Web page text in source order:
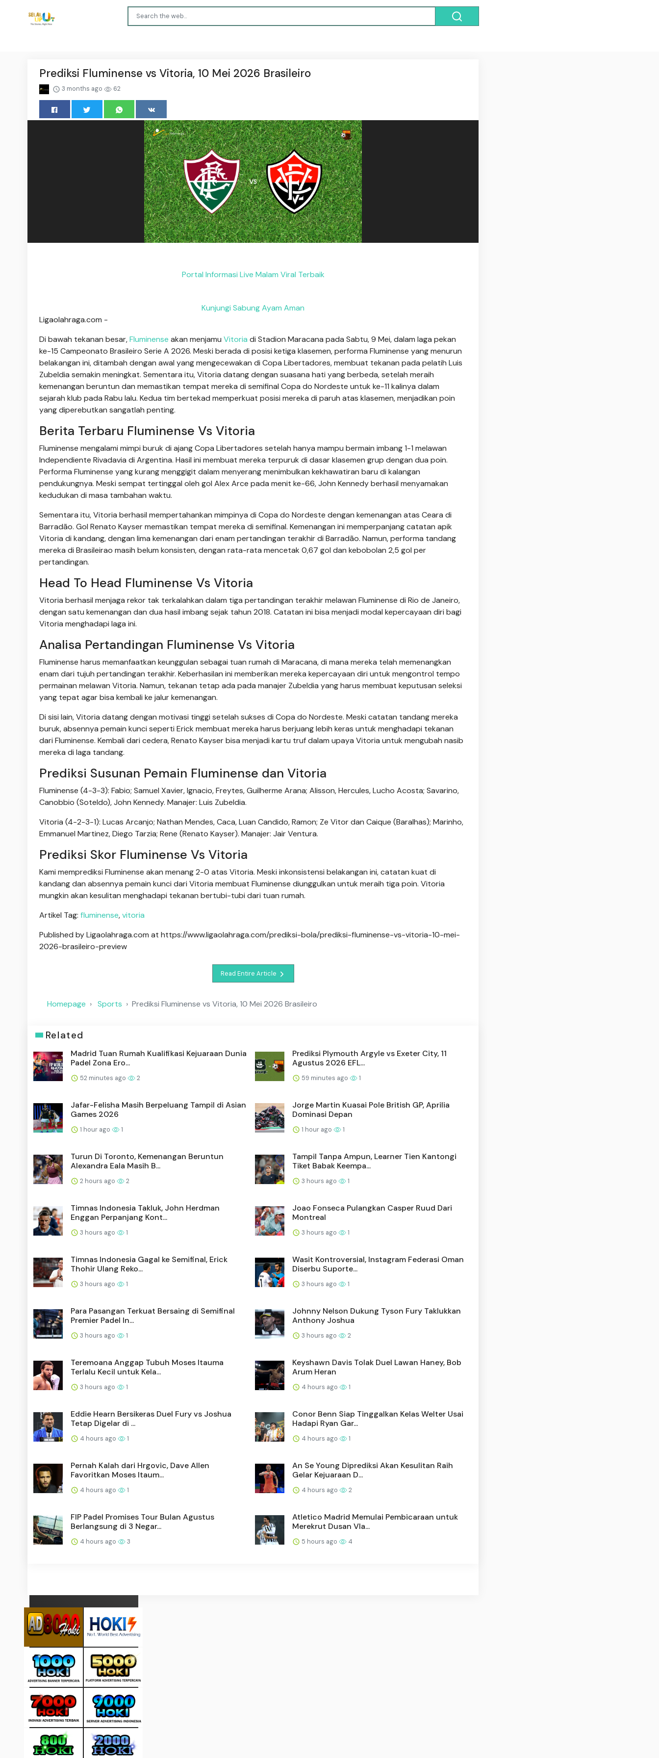
Prediksi Fluminense vs Vitoria, 10 Mei 2026 Brasileiro
3 months ago 62
Portal Informasi Live Malam Viral Terbaik
Kunjungi Sabung Ayam Aman
Ligaolahraga.com -
Di bawah tekanan besar,Fluminense akan menjamu Vitoria di Stadion Maracana pada Sabtu, 9 Mei, dalam laga pekan
ke-15 Campeonato Brasileiro Serie A 2026. Meski berada di posisi ketiga klasemen, performa Fluminense yang menurun
belakangan ini, ditambah dengan awal yang mengecewakan di Copa Libertadores, membuat tekanan pada pelatih Luis
Zubeldia semakin meningkat. Sementara itu, Vitoria datang dengan suasana hati yang berbeda, setelah meraih
kemenangan beruntun dan memastikan tempat mereka di semifinal Copa do Nordeste untuk ke-11 kalinya dalam
sejarah klub pada Rabu lalu. Kedua tim bertekad memperkuat posisi mereka di paruh atas klasemen, menjadikan poin
yang diperebutkan sangatlah penting.
Berita Terbaru Fluminense Vs Vitoria
Fluminense mengalami mimpi buruk di ajang Copa Libertadores setelah hanya mampu bermain imbang 1-1 melawan
Independiente Rivadavia di Argentina. Hasil ini membuat mereka terpuruk di dasar klasemen grup dengan dua poin.
Performa Fluminense yang kurang menggigit dalam menyerang menimbulkan kekhawatiran baru di kalangan
pendukungnya. Meski sempat tertinggal oleh gol Alex Arce pada menit ke-66, John Kennedy berhasil menyamakan
kedudukan di masa tambahan waktu.
Sementara itu, Vitoria berhasil mempertahankan mimpinya di Copa do Nordeste dengan kemenangan atas Ceara di
Barradão. Gol Renato Kayser memastikan tempat mereka di semifinal. Kemenangan ini memperpanjang catatan apik
Vitoria di kandang, dengan lima kemenangan dari enam pertandingan terakhir di Barradão. Namun, performa tandang
mereka di Brasileirao masih belum konsisten, dengan rata-rata mencetak 0,67 gol dan kebobolan 2,5 gol per
pertandingan.
Head To Head Fluminense Vs Vitoria
Vitoria berhasil menjaga rekor tak terkalahkan dalam tiga pertandingan terakhir melawan Fluminense di Rio de Janeiro,
dengan satu kemenangan dan dua hasil imbang sejak tahun 2018. Catatan ini bisa menjadi modal kepercayaan diri bagi
Vitoria menghadapi laga ini.
Analisa Pertandingan Fluminense Vs Vitoria
Fluminense harus memanfaatkan keunggulan sebagai tuan rumah di Maracana, di mana mereka telah memenangkan
enam dari tujuh pertandingan terakhir. Keberhasilan ini memberikan mereka kepercayaan diri untuk mengontrol tempo
permainan melawan Vitoria. Namun, tekanan tetap ada pada manajer Zubeldia yang harus membuat keputusan seleksi
yang tepat agar bisa kembali ke jalur kemenangan.
Di sisi lain, Vitoria datang dengan motivasi tinggi setelah sukses di Copa do Nordeste. Meski catatan tandang mereka
buruk, absennya pemain kunci seperti Erick membuat mereka harus berjuang lebih keras untuk menghadapi tekanan
dari Fluminense. Kembali dari cedera, Renato Kayser bisa menjadi kartu truf dalam upaya Vitoria untuk mengubah nasib
mereka di laga tandang.
Prediksi Susunan Pemain Fluminense dan Vitoria
Fluminense (4-3-3): Fabio; Samuel Xavier, Ignacio, Freytes, Guilherme Arana; Alisson, Hercules, Lucho Acosta; Savarino,
Canobbio (Soteldo), John Kennedy. Manajer: Luis Zubeldia.
Vitoria (4-2-3-1): Lucas Arcanjo; Nathan Mendes, Caca, Luan Candido, Ramon; Ze Vitor dan Caique (Baralhas); Marinho,
Emmanuel Martinez, Diego Tarzia; Rene (Renato Kayser). Manajer: Jair Ventura.
Prediksi Skor Fluminense Vs Vitoria
Kami memprediksi Fluminense akan menang 2-0 atas Vitoria. Meski inkonsistensi belakangan ini, catatan kuat di
kandang dan absennya pemain kunci dari Vitoria membuat Fluminense diunggulkan untuk meraih tiga poin. Vitoria
mungkin akan kesulitan menghadapi tekanan bertubi-tubi dari tuan rumah.
Artikel Tag: fluminense,vitoria
Published by Ligaolahraga.com at https://www.ligaolahraga.com/prediksi-bola/prediksi-fluminense-vs-vitoria-10-mei-
2026-brasileiro-preview
Read Entire Article
Homepage Sports Prediksi Fluminense vs Vitoria, 10 Mei 2026 Brasileiro
Related
Madrid Tuan Rumah Kualifikasi Kejuaraan Dunia
Padel Zona Ero...
52 minutes ago 2
Prediksi Plymouth Argyle vs Exeter City, 11
Agustus 2026 EFL...
59 minutes ago 1
Jafar-Felisha Masih Berpeluang Tampil di Asian
Games 2026
1 hour ago 1
Jorge Martin Kuasai Pole British GP, Aprilia
Dominasi Depan
1 hour ago 1
Turun Di Toronto, Kemenangan Beruntun
Alexandra Eala Masih B...
2 hours ago 2
Tampil Tanpa Ampun, Learner Tien Kantongi
Tiket Babak Keempa...
3 hours ago 1
Timnas Indonesia Takluk, John Herdman
Enggan Perpanjang Kont...
3 hours ago 1
Joao Fonseca Pulangkan Casper Ruud Dari
Montreal
3 hours ago 1
Timnas Indonesia Gagal ke Semifinal, Erick
Thohir Ulang Reko...
3 hours ago 1
Wasit Kontroversial, Instagram Federasi Oman
Diserbu Suporte...
3 hours ago 1
Para Pasangan Terkuat Bersaing di Semifinal
Premier Padel In...
3 hours ago 1
Johnny Nelson Dukung Tyson Fury Taklukkan
Anthony Joshua
3 hours ago 2
Teremoana Anggap Tubuh Moses Itauma
Terlalu Kecil untuk Kela...
3 hours ago 1
Keyshawn Davis Tolak Duel Lawan Haney, Bob
Arum Heran
4 hours ago 1
Eddie Hearn Bersikeras Duel Fury vs Joshua
Tetap Digelar di ...
4 hours ago 1
Conor Benn Siap Tinggalkan Kelas Welter Usai
Hadapi Ryan Gar...
4 hours ago 1
Pernah Kalah dari Hrgovic, Dave Allen
Favoritkan Moses Itaum...
4 hours ago 1
An Se Young Diprediksi Akan Kesulitan Raih
Gelar Kejuaraan D...
4 hours ago 2
FIP Padel Promises Tour Bulan Agustus
Berlangsung di 3 Negar...
4 hours ago 3
Atletico Madrid Memulai Pembicaraan untuk
Merekrut Dusan Vla...
5 hours ago 4